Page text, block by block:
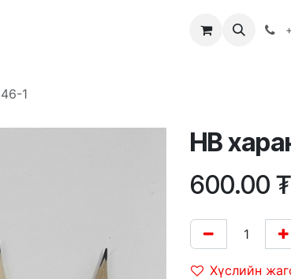
Хямдрал ♻️ Эко
1
НВ
600.00 ₮
Хүслийн